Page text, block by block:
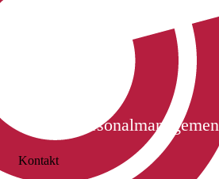
Cichon
Kontakt